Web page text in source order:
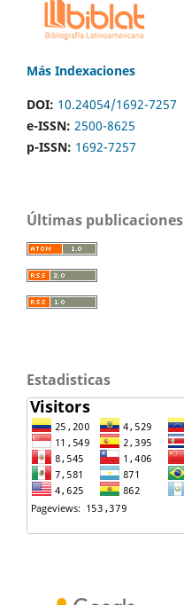
Más Indexaciones
DOI: 10.24054/1692-7257
e-ISSN: 2500-8625
p-ISSN: 1692-7257
Últimas publicaciones
Estadisticas